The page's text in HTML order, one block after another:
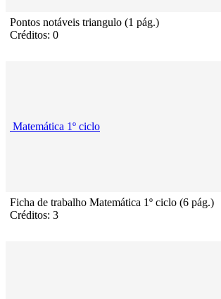
Pontos notáveis triangulo (1 pág.)
Créditos: 0
Matemática 1º ciclo
Ficha de trabalho Matemática 1º ciclo (6 pág.)
Créditos: 3